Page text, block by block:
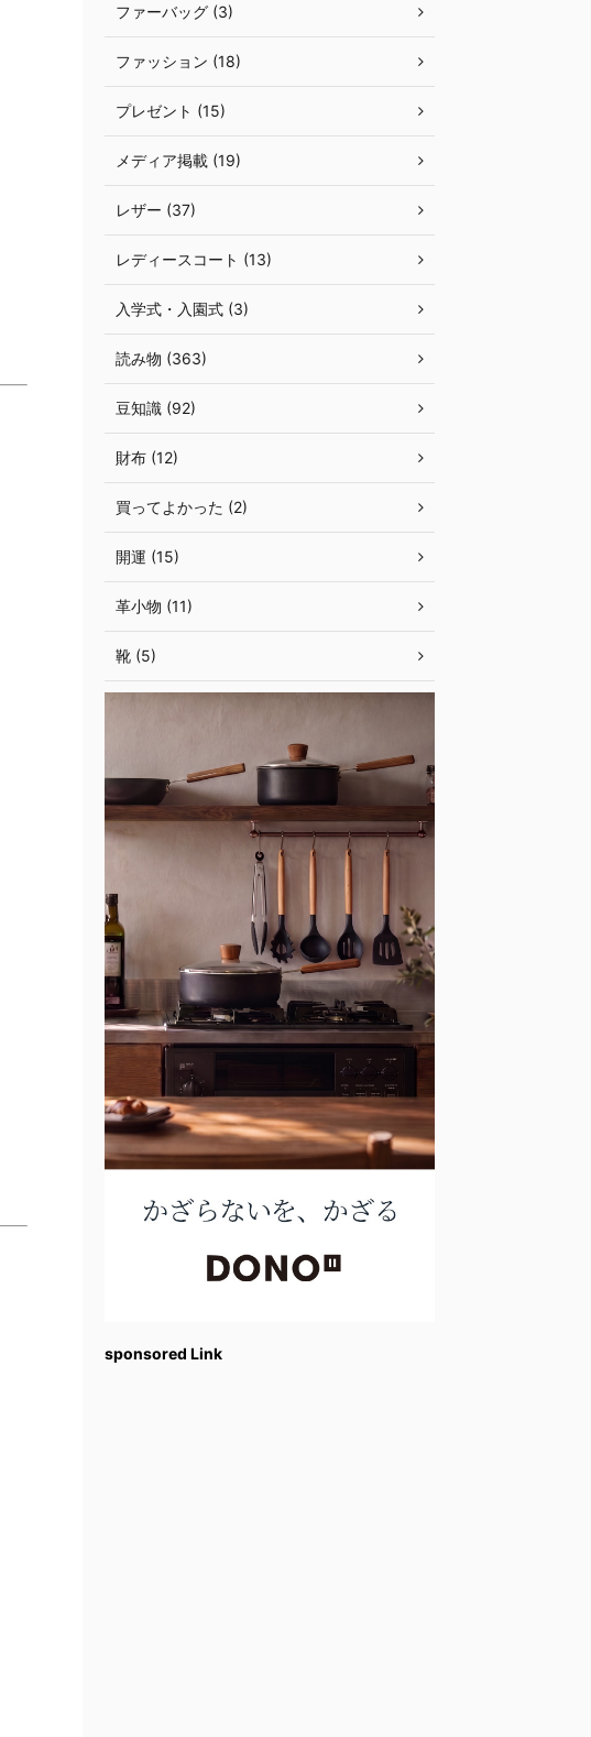
ファーバッグ (3)
ファッション (18)
プレゼント (15)
メディア掲載 (19)
レザー (37)
レディースコート (13)
入学式・入園式 (3)
読み物 (363)
豆知識 (92)
財布 (12)
買ってよかった (2)
開運 (15)
革小物 (11)
靴 (5)
sponsored Link